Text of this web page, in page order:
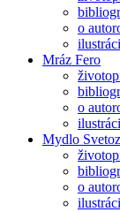
o
Mráz Fero
o
Mydlo
o